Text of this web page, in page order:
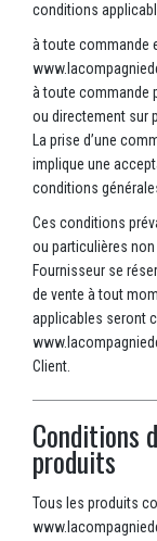
conditions
à toute commande
à toute commande
ou directement sur
La prise d’une
implique une
conditions
Ces conditions
ou particulières non
Fournisseur se
de vente à tout
applicables seront
Client.
Conditions
produits
Tous les produits